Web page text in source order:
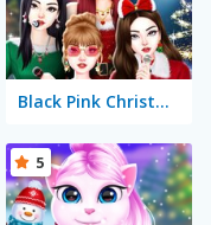
Black Pink Christmas Concert
5